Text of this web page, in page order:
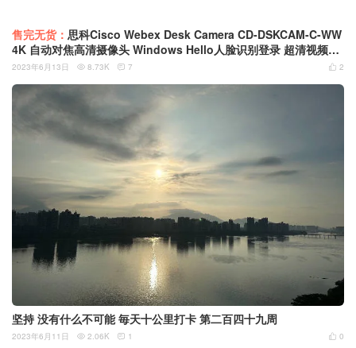
售完无货： 思科Cisco Webex Desk Camera CD-DSKCAM-C-WW
4K 自动对焦高清摄像头 Windows Hello人脸识别登录 超清视频会
议摄像头
 2
2023年6月13日  8.73K  7
坚持 没有什么不可能 毎天十公里打卡 第二百四十九周
 0
2023年6月11日  2.06K  1